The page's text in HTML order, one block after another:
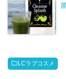
LCラブコスメ